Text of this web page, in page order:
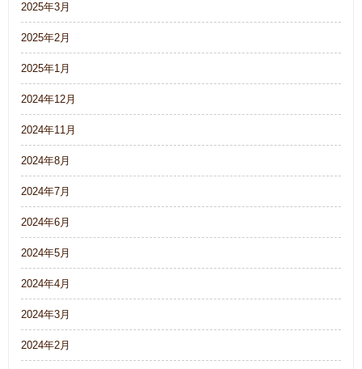
2025年3月
2025年2月
2025年1月
2024年12月
2024年11月
2024年8月
2024年7月
2024年6月
2024年5月
2024年4月
2024年3月
2024年2月